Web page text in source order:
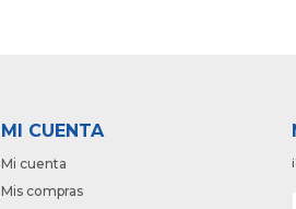
MI CUENTA
Mi cuenta
Mis compras